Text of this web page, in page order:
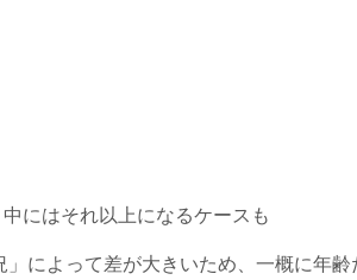
にはそれ以上になるケースも
によって差が大きいため、一概に年